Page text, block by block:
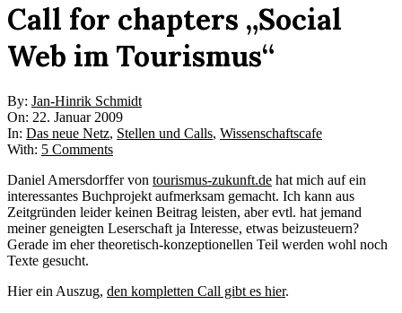
Call for chapters „Social
Web im Tourismus“
By: Jan-Hinrik Schmidt
On: 22. Januar 2009
In: Das neue Netz, Stellen und Calls, Wissenschaftscafe
With: 5 Comments
Daniel Amersdorffer von tourismus-zukunft.de hat mich auf ein
interessantes Buchprojekt aufmerksam gemacht. Ich kann aus
Zeitgründen leider keinen Beitrag leisten, aber evtl. hat jemand
meiner geneigten Leserschaft ja Interesse, etwas beizusteuern?
Gerade im eher theoretisch-konzeptionellen Teil werden wohl noch
Texte gesucht.
Hier ein Auszug, den kompletten Call gibt es hier.